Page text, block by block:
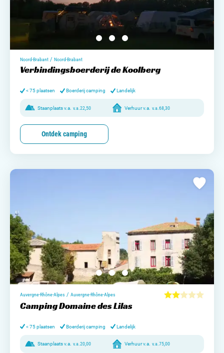
Noord-Brabant / Noord-Brabant
Verbindingsboerderij de Koolberg
< 75 plaatsen Boerderij camping Landelijk
Staanplaats v.a. v.a. 22,50 Verhuur v.a. v.a. 68,30
Ontdek camping
Auvergne-Rhône-Alpes / Auvergne-Rhône-Alpes
Camping Domaine des Lilas
< 75 plaatsen Boerderij camping Landelijk
Staanplaats v.a. v.a.20,00 Verhuur v.a. v.a.75,00